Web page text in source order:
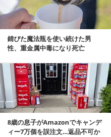
錆びた魔法瓶を使い続けた男
性、重金属中毒になり死亡
8歳の息子がAmazonでキャンデ
ィー7万個を誤注文…返品不可か